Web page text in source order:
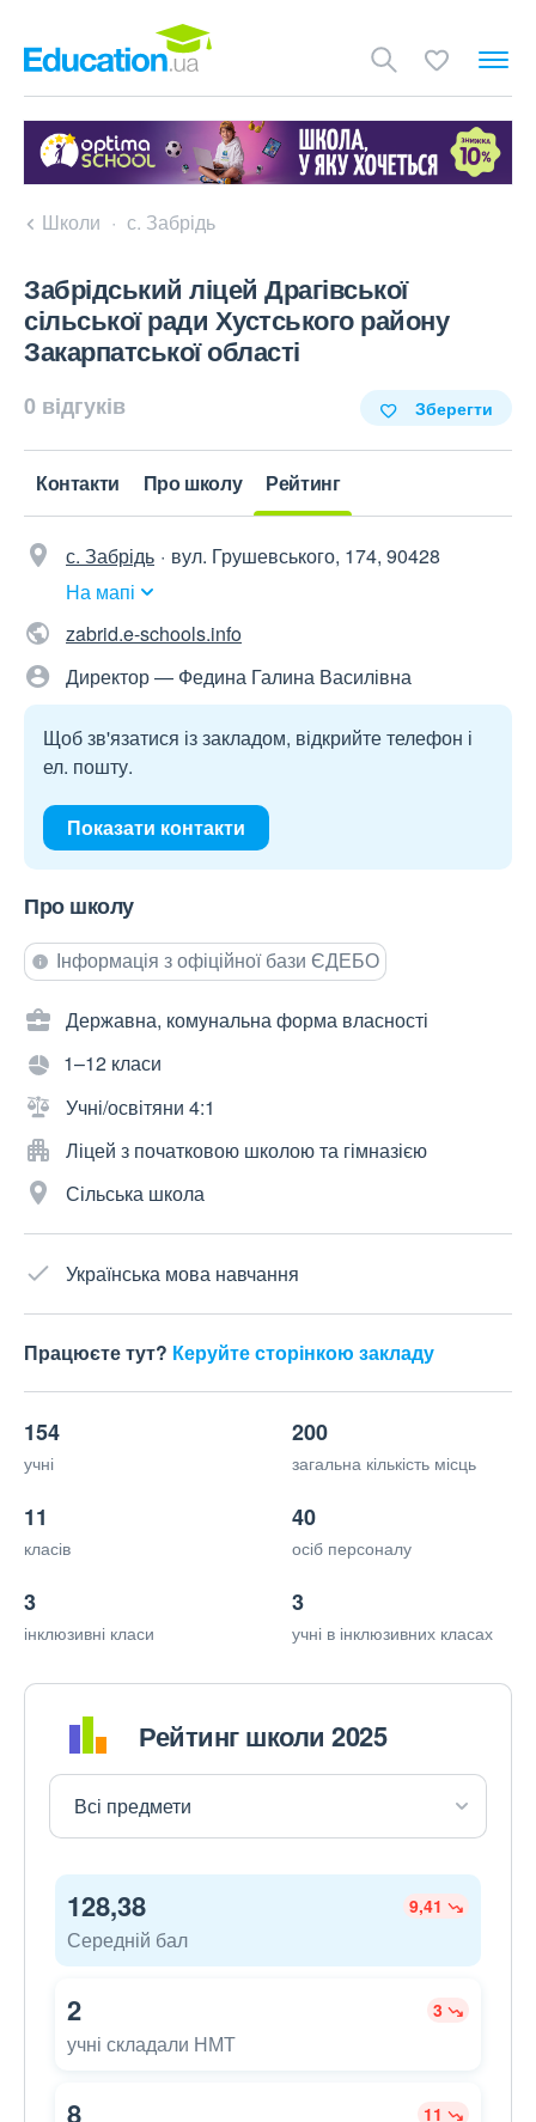
Школи с. Забрідь
Забрідський ліцей Драгівської
сільської ради Хустського району
Закарпатської області
0 відгуків Зберегти
Контакти Про школу Рейтинг
с. Забрідь
вул. Грушевського, 174, 90428
На мапі
zabrid.e-schools.info
Директор — Федина Галина Василівна
Щоб зв'язатися із закладом, відкрийте телефон і
ел. пошту.
Показати контакти
Про школу
Інформація з офіційної бази ЄДЕБО
Державна, комунальна форма власності
1–12 класи
Учні/освітяни 4:1
Ліцей з початковою школою та гімназією
Сільська школа
Українська мова навчання
Працюєте тут? Керуйте сторінкою закладу
154
учні
200
загальна кількість місць
11
класів
40
осіб персоналу
3
інклюзивні класи
3
учні в інклюзивних класах
Рейтинг школи 2025
128,38 9,41
Середній бал
2 3
учні складали НМТ
8 11